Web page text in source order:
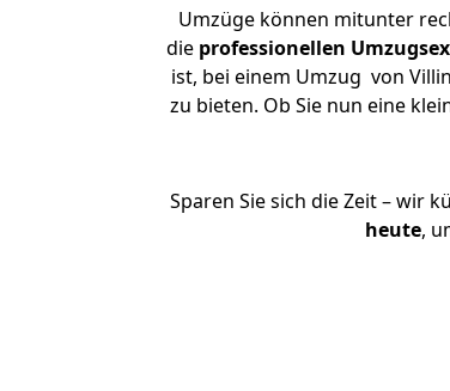
Umzüge können mitunter
die professionellen
ist, bei einem Umzug von
zu bieten. Ob Sie nun eine
Sparen Sie sich die Zeit – wir
heute,